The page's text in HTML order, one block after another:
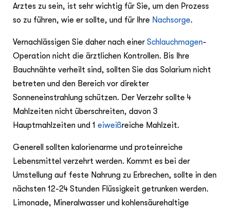
Arztes zu sein, ist sehr wichtig für Sie, um den Prozess
so zu führen, wie er sollte, und für Ihre Nachsorge.
Vernachlässigen Sie daher nach einer Schlauchmagen-
Operation nicht die ärztlichen Kontrollen. Bis Ihre
Bauchnähte verheilt sind, sollten Sie das Solarium nicht
betreten und den Bereich vor direkter
Sonneneinstrahlung schützen. Der Verzehr sollte 4
Mahlzeiten nicht überschreiten, davon 3
Hauptmahlzeiten und 1 eiweißreiche Mahlzeit.
Generell sollten kalorienarme und proteinreiche
Lebensmittel verzehrt werden. Kommt es bei der
Umstellung auf feste Nahrung zu Erbrechen, sollte in den
nächsten 12-24 Stunden Flüssigkeit getrunken werden.
Limonade, Mineralwasser und kohlensäurehaltige